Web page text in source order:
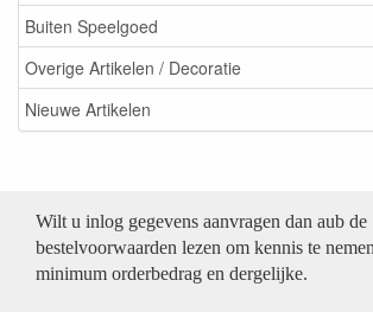
Buiten Speelgoed
Overige Artikelen / Decoratie
Nieuwe Artikelen
Wilt u inlog gegevens aanvragen dan aub de
bestelvoorwaarden lezen om kennis te
minimum orderbedrag en dergelijke.